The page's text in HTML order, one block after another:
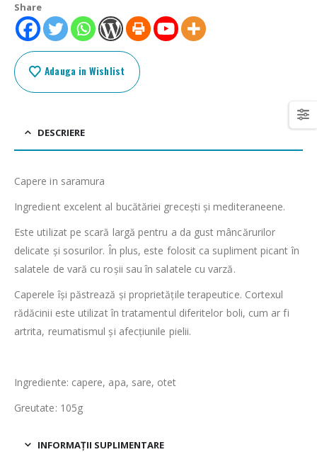
Share
Adauga in Wishlist
DESCRIERE
Capere in saramura
Ingredient excelent al bucătăriei grecești și mediteraneene.
Este utilizat pe scară largă pentru a da gust mâncărurilor
delicate și sosurilor. În plus, este folosit ca supliment picant în
salatele de vară cu roșii sau în salatele cu varză.
Caperele își păstrează și proprietățile terapeutice. Cortexul
rădăcinii este utilizat în tratamentul diferitelor boli, cum ar fi
artrita, reumatismul și afecțiunile pielii.
Ingrediente: capere, apa, sare, otet
Greutate: 105g
INFORMAȚII SUPLIMENTARE